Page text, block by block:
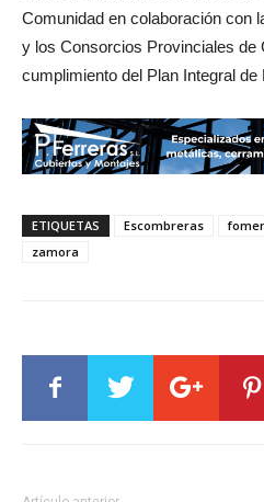
Comunidad en colaboración con
y los Consorcios Provinciales de
cumplimiento del Plan Integral
ETIQUETAS Escombreras
zamora